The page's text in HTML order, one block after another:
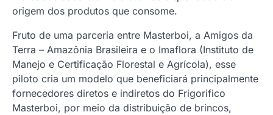
origem dos produtos que consome.
Fruto de uma parceria entre Masterboi, a Amigos da
Terra – Amazônia Brasileira e o Imaflora (Instituto de
Manejo e Certificação Florestal e Agrícola), esse
piloto cria um modelo que beneficiará principalmente
fornecedores diretos e indiretos do Frigorifico
Masterboi, por meio da distribuição de brincos,